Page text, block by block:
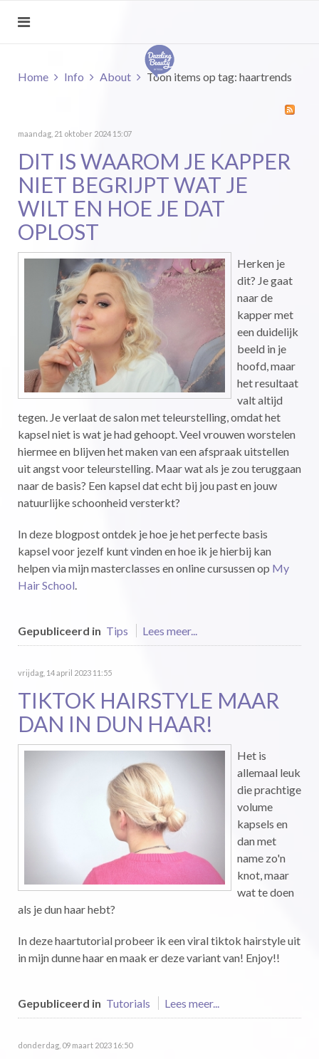
Home Info About Toon items op tag: haartrends
maandag, 21 oktober 2024 15:07
DIT IS WAAROM JE KAPPER
NIET BEGRIJPT WAT JE
WILT EN HOE JE DAT
OPLOST
Herken je
dit? Je gaat
naar de
kapper met
een duidelijk
beeld in je
hoofd, maar
het resultaat
valt altijd
tegen. Je verlaat de salon met teleurstelling, omdat het
kapsel niet is wat je had gehoopt. Veel vrouwen worstelen
hiermee en blijven het maken van een afspraak uitstellen
uit angst voor teleurstelling. Maar wat als je zou teruggaan
naar de basis? Een kapsel dat echt bij jou past en jouw
natuurlijke schoonheid versterkt?
In deze blogpost ontdek je hoe je het perfecte basis
kapsel voor jezelf kunt vinden en hoe ik je hierbij kan
helpen via mijn masterclasses en online cursussen op My
Hair School.
Gepubliceerd in Tips Lees meer...
vrijdag, 14 april 2023 11:55
TIKTOK HAIRSTYLE MAAR
DAN IN DUN HAAR!
Het is
allemaal leuk
die prachtige
volume
kapsels en
dan met
name zo'n
knot, maar
wat te doen
als je dun haar hebt?
In deze haartutorial probeer ik een viral tiktok hairstyle uit
in mijn dunne haar en maak er deze variant van! Enjoy!!
Gepubliceerd in Tutorials Lees meer...
donderdag, 09 maart 2023 16:50